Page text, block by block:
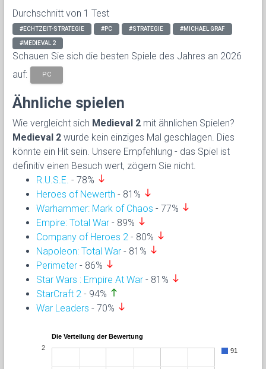
Durchschnitt von 1 Test
#ECHTZEIT-STRATEGIE #PC #STRATEGIE #MICHAEL GRAF
#MEDIEVAL 2
Schauen Sie sich die besten Spiele des Jahres an 2026
auf:
PC
Ähnliche spielen
Wie vergleicht sich Medieval 2 mit ähnlichen Spielen?
Medieval 2 wurde kein einziges Mal geschlagen. Dies
könnte ein Hit sein. Unsere Empfehlung - das Spiel ist
definitiv einen Besuch wert, zögern Sie nicht.
R.U.S.E. - 78% south
Heroes of Newerth - 81% south
Warhammer: Mark of Chaos - 77% south
Empire: Total War - 89% south
Company of Heroes 2 - 80% south
Napoleon: Total War - 81% south
Perimeter - 86% south
Star Wars : Empire At War - 81% south
StarCraft 2 - 94% north
War Leaders - 70% south
Die Verteilung der Bewertung
91
2